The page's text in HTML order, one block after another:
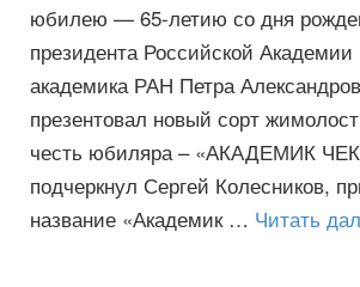
юбилею — 65-летию со дня
президента Российской
академика РАН Петра
презентовал новый сорт
честь юбиляра – «АКАДЕМИК
подчеркнул Сергей Колесников,
название «Академик … Читать